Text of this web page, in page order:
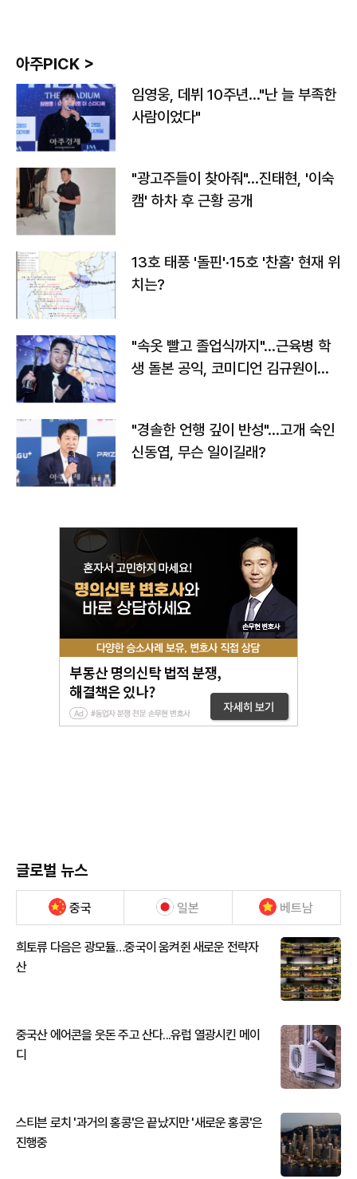
아주PICK >
임영웅, 데뷔 10주년…"난 늘 부족한
사람이었다"
"광고주들이 찾아줘"…진태현, '이숙
캠' 하차 후 근황 공개
13호 태풍 '돌핀'·15호 '찬홈' 현재 위
치는?
"속옷 빨고 졸업식까지"…근육병 학
생 돌본 공익, 코미디언 김규원이었
"경솔한 언행 깊이 반성"…고개 숙인
신동엽, 무슨 일이길래?
글로벌 뉴스
중국 일본 베트남
희토류 다음은 광모듈…중국이 움켜쥔 새로운 전략자
산
중국산 에어콘을 웃돈 주고 산다...유럽 열광시킨 메이
디
스티븐 로치 '과거의 홍콩'은 끝났지만 '새로운 홍콩'은
진행중